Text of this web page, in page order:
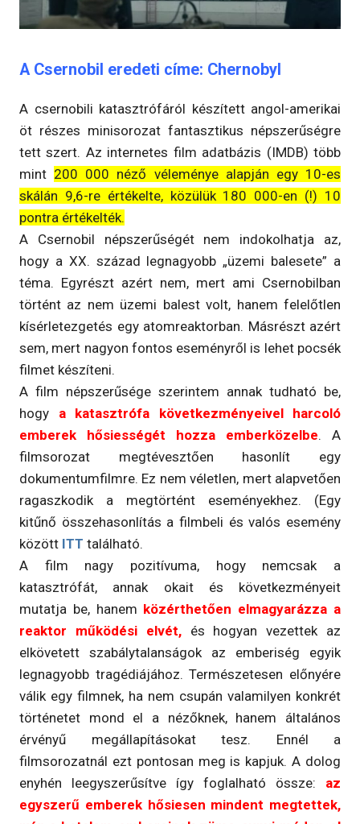
A Csernobil eredeti címe: Chernobyl
A csernobili katasztrófáról készített angol-amerikai
öt részes minisorozat fantasztikus népszerűségre
tett szert. Az internetes film adatbázis (IMDB) több
mint 200 000 néző véleménye alapján egy 10-es
skálán 9,6-re értékelte, közülük 180 000-en (!) 10
pontra értékelték.
A Csernobil népszerűségét nem indokolhatja az,
hogy a XX. század legnagyobb „üzemi balesete” a
téma. Egyrészt azért nem, mert ami Csernobilban
történt az nem üzemi balest volt, hanem felelőtlen
kísérletezgetés egy atomreaktorban. Másrészt azért
sem, mert nagyon fontos eseményről is lehet pocsék
filmet készíteni.
A film népszerűsége szerintem annak tudható be,
hogy a katasztrófa következményeivel harcoló
emberek hősiességét hozza emberközelbe. A
filmsorozat megtévesztően hasonlít egy
dokumentumfilmre. Ez nem véletlen, mert alapvetően
ragaszkodik a megtörtént eseményekhez. (Egy
kitűnő összehasonlítás a filmbeli és valós esemény
között ITT található.
A film nagy pozitívuma, hogy nemcsak a
katasztrófát, annak okait és következményeit
mutatja be, hanem közérthetően elmagyarázza a
reaktor működési elvét,és hogyan vezettek az
elkövetett szabálytalanságok az emberiség egyik
legnagyobb tragédiájához. Természetesen előnyére
válik egy filmnek, ha nem csupán valamilyen konkrét
történetet mond el a nézőknek, hanem általános
érvényű megállapításokat tesz. Ennél a
filmsorozatnál ezt pontosan meg is kapjuk. A dolog
enyhén leegyszerűsítve így foglalható össze: az
egyszerű emberek hősiesen mindent megtettek,